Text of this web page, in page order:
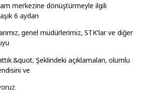
merkezine dönüştürmeyle ilgili
6 aydan
genel müdürlerimiz, STK'lar ve diğer
Şeklindeki açıklamaları, olumlu
ve